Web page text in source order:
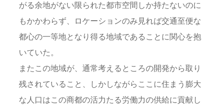
がる余地がない限られた都市空間しか持たないのに
もかかわらず、ロケーションのみ見れば交通至便な
都心の一等地となり得る地域であることに関心を抱
いていた。
またこの地域が、通常考えるところの開発から取り
残されていること、しかしながらここに住まう膨大
な人口はこの商都の活力たる労働力の供給に貢献し